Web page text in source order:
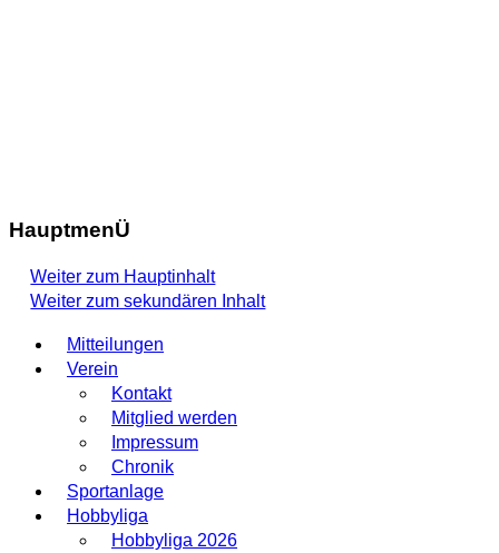
HauptmenÜ
Weiter zum Hauptinhalt
Weiter zum sekundären Inhalt
Mitteilungen
Verein
Kontakt
Mitglied werden
Impressum
Chronik
Sportanlage
Hobbyliga
Hobbyliga 2026